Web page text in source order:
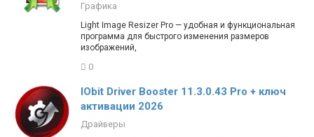
Графика
Light Image Resizer Pro — удобная и функциональная
программа для быстрого изменения размеров
изображений,
0
IObit Driver Booster 11.3.0.43 Pro + ключ
активации 2026
Драйверы